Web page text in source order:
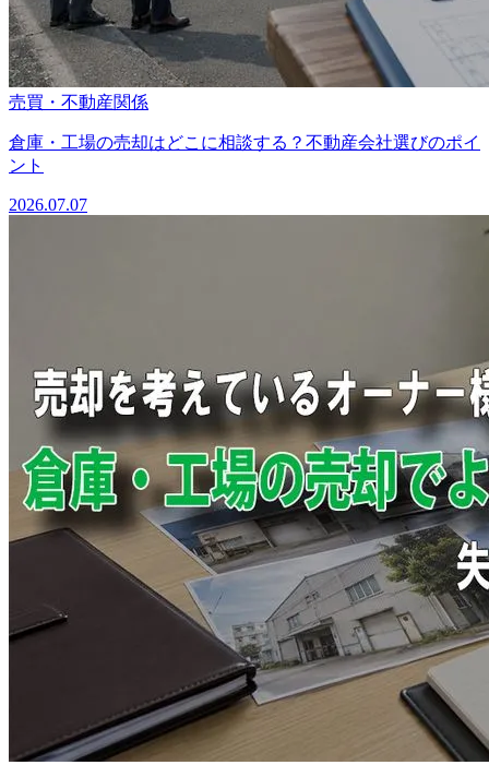
売買・不動産関係
倉庫・工場の売却はどこに相談する？不動産会社選びのポイ
ント
2026.07.07